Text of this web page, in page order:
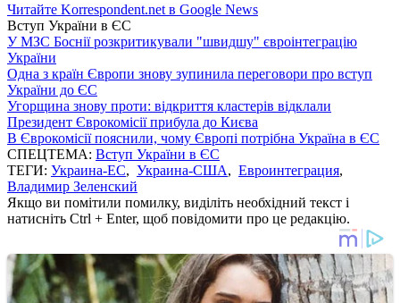
Читайте Korrespondent.net в Google News
Вступ України в ЄС
У МЗС Боснії розкритикували "швидшу" євроінтеграцію
України
Одна з країн Європи знову зупинила переговори про вступ
України до ЄС
Угорщина знову проти: відкриття кластерів відклали
Президент Єврокомісії прибула до Києва
В Єврокомісії пояснили, чому Європі потрібна Україна в ЄС
СПЕЦТЕМА: Вступ України в ЄС
ТЕГИ: Украина-ЕС, Украина-США, Евроинтеграция,
Владимир Зеленский
Якщо ви помітили помилку, виділіть необхідний текст і
натисніть Ctrl + Enter, щоб повідомити про це редакцію.